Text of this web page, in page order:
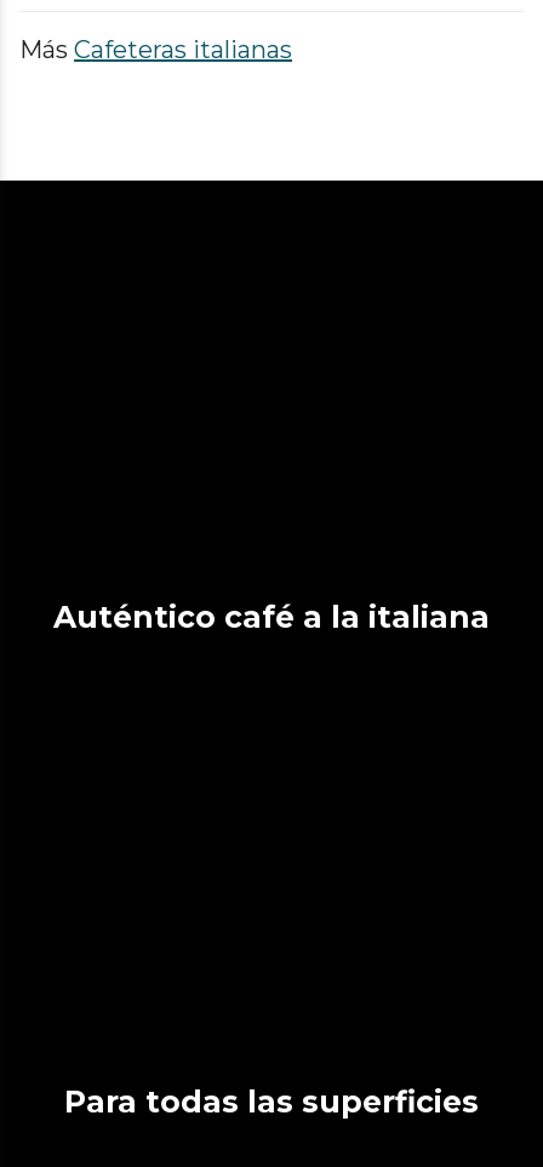
Más Cafeteras italianas
Auténtico café a la italiana
Para todas las superficies